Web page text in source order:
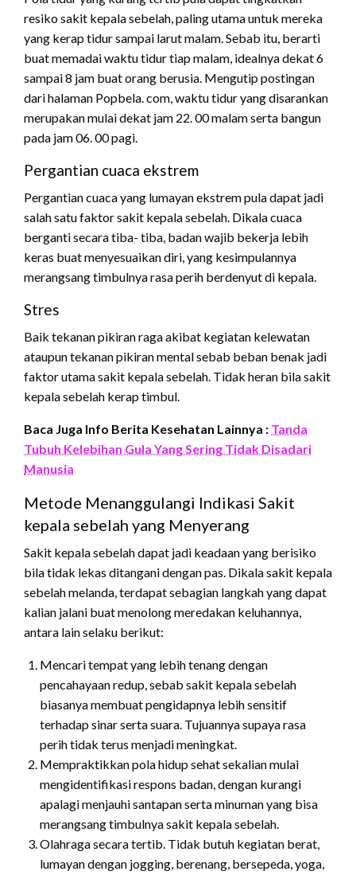
resiko sakit kepala sebelah, paling utama untuk mereka
yang kerap tidur sampai larut malam. Sebab itu, berarti
buat memadai waktu tidur tiap malam, idealnya dekat 6
sampai 8 jam buat orang berusia. Mengutip postingan
dari halaman Popbela. com, waktu tidur yang disarankan
merupakan mulai dekat jam 22. 00 malam serta bangun
pada jam 06. 00 pagi.
Pergantian cuaca ekstrem
Pergantian cuaca yang lumayan ekstrem pula dapat jadi
salah satu faktor sakit kepala sebelah. Dikala cuaca
berganti secara tiba- tiba, badan wajib bekerja lebih
keras buat menyesuaikan diri, yang kesimpulannya
merangsang timbulnya rasa perih berdenyut di kepala.
Stres
Baik tekanan pikiran raga akibat kegiatan kelewatan
ataupun tekanan pikiran mental sebab beban benak jadi
faktor utama sakit kepala sebelah. Tidak heran bila sakit
kepala sebelah kerap timbul.
Baca Juga Info Berita Kesehatan Lainnya : Tanda
Tubuh Kelebihan Gula Yang Sering Tidak Disadari
Manusia
Metode Menanggulangi Indikasi Sakit
kepala sebelah yang Menyerang
Sakit kepala sebelah dapat jadi keadaan yang berisiko
bila tidak lekas ditangani dengan pas. Dikala sakit kepala
sebelah melanda, terdapat sebagian langkah yang dapat
kalian jalani buat menolong meredakan keluhannya,
antara lain selaku berikut:
Mencari tempat yang lebih tenang dengan
pencahayaan redup, sebab sakit kepala sebelah
biasanya membuat pengidapnya lebih sensitif
terhadap sinar serta suara. Tujuannya supaya rasa
perih tidak terus menjadi meningkat.
Mempraktikkan pola hidup sehat sekalian mulai
mengidentifikasi respons badan, dengan kurangi
apalagi menjauhi santapan serta minuman yang bisa
merangsang timbulnya sakit kepala sebelah.
Olahraga secara tertib. Tidak butuh kegiatan berat,
lumayan dengan jogging, berenang, bersepeda, yoga,